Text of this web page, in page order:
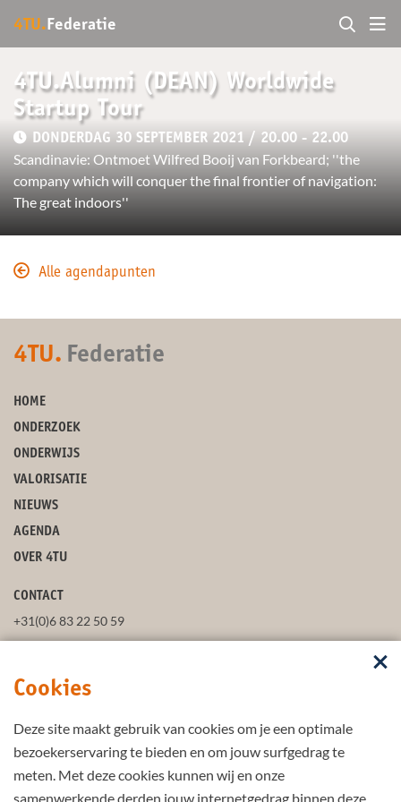
Cookies
Deze site maakt gebruik van cookies om je een optimale
bezoekerservaring te bieden en om jouw surfgedrag te
meten. Met deze cookies kunnen wij en onze
samenwerkende derden jouw internetgedrag binnen deze
4TU. Federatie
4TU.Alumni (DEAN) Worldwide
Startup Tour
DONDERDAG 30 SEPTEMBER 2021 / 20.00 - 22.00
Scandinavie: Ontmoet Wilfred Booij van Forkbeard; ''the
company which will conquer the final frontier of navigation:
The great indoors''
Alle agendapunten
4TU. Federatie
HOME
ONDERZOEK
ONDERWIJS
VALORISATIE
NIEUWS
AGENDA
OVER 4TU
CONTACT
+31(0)6 83 22 50 59
POSTADRES
VOLG ONS